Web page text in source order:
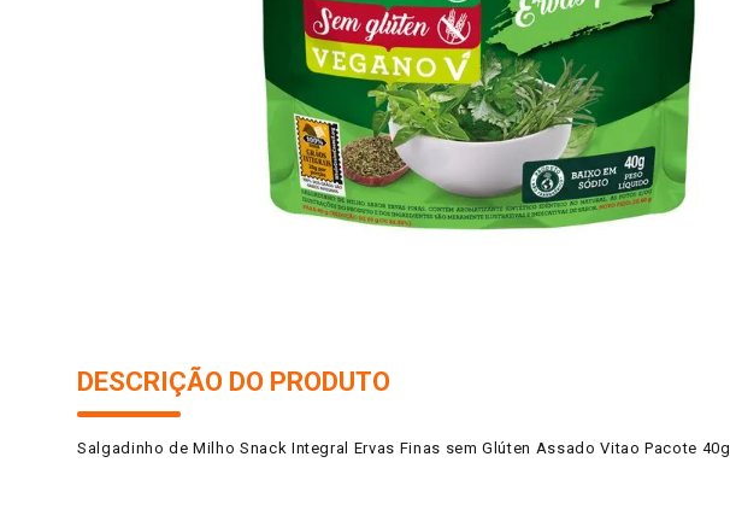
DESCRIÇÃO DO PRODUTO
Salgadinho de Milho Snack Integral Ervas Finas sem Glúten Assado Vitao Pacote 40g